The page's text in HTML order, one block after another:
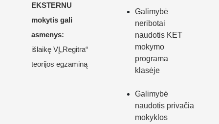
EKSTERNU
mokytis gali
asmenys:
išlaikę VĮ„Regitra“
teorijos egzaminą
Galimybė
neribotai
naudotis KET
mokymo
programa
klasėje
Galimybė
naudotis privačia
mokyklos